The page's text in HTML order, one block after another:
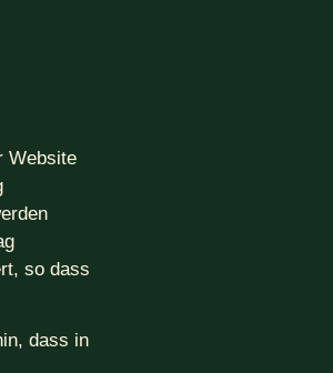
Website
so dass
dass in